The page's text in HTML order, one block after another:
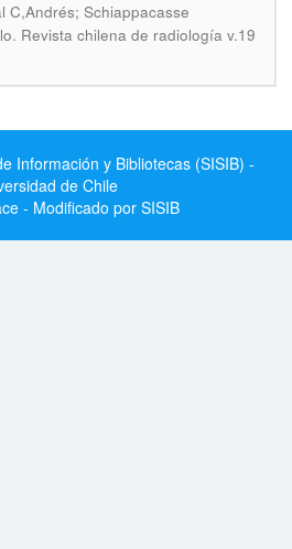
C,Andrés; Schiappacasse
. Revista chilena de radiología v.19
Información y Bibliotecas (SISIB) -
de Chile
- Modificado por SISIB